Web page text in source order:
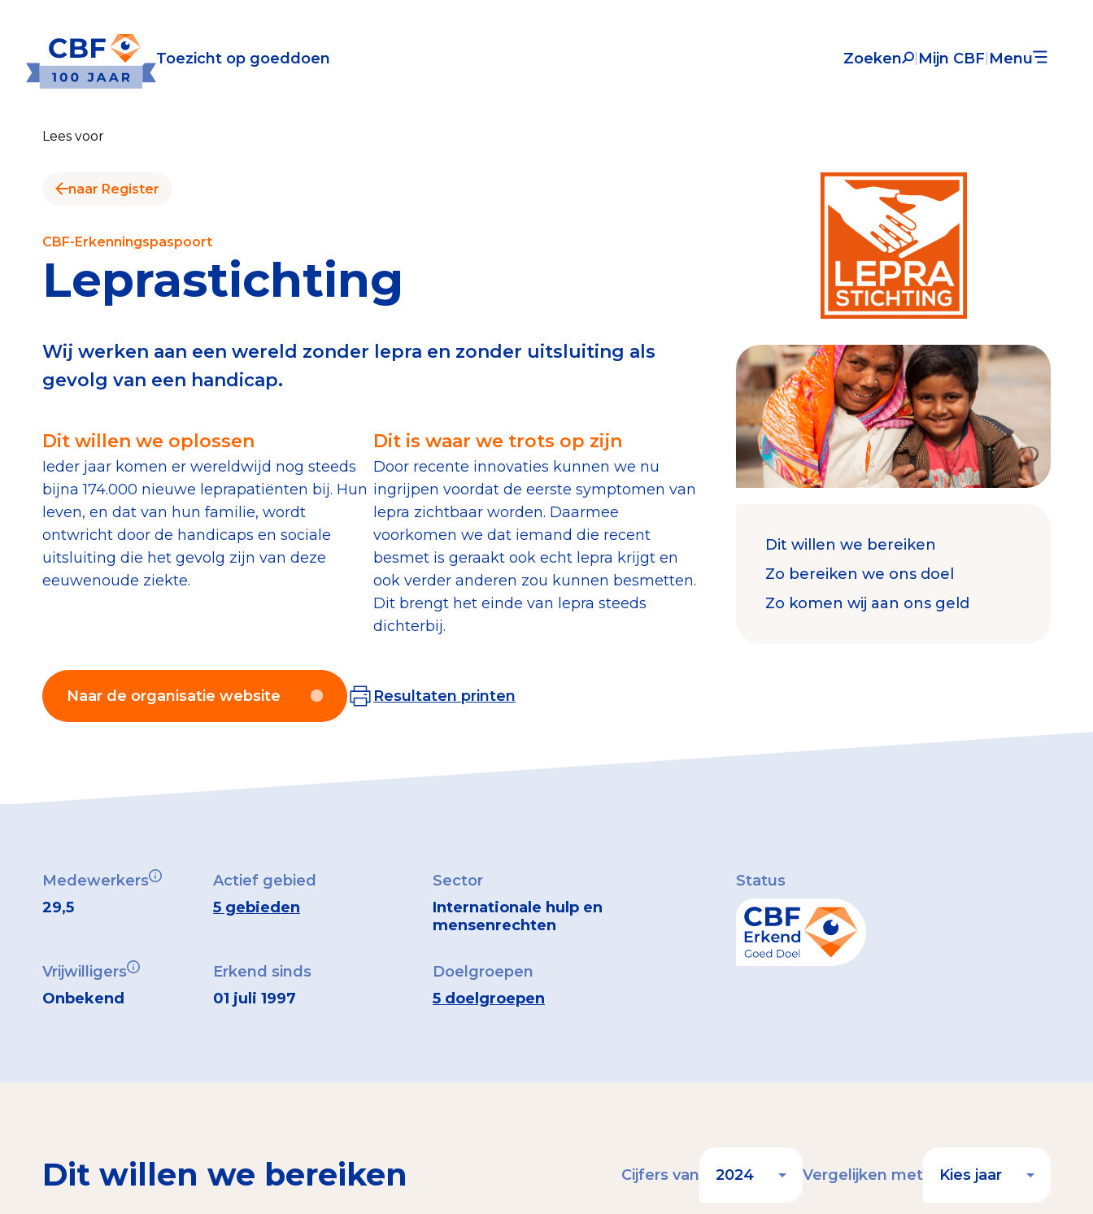
Toezicht op goeddoen
Toezicht op goeddoen Zoeken Mijn CBF Menu
Publiek
Check het CBF-keurmerk van een goed doel
Download de Geef Gerust Checklist
Data & Onderzoek
Betrouwbare data over goede doelen
CBF-publicaties
Het Nederlandse Donateurspanel
Register Erkende Donatieplatformen
Lees voor
naar Register
CBF-Erkenningspaspoort
Leprastichting
Wij werken aan een wereld zonder lepra en zonder uitsluiting als
gevolg van een handicap.
Dit willen we oplossen
Ieder jaar komen er wereldwijd nog steeds
bijna 174.000 nieuwe leprapatiënten bij. Hun
leven, en dat van hun familie, wordt
ontwricht door de handicaps en sociale
uitsluiting die het gevolg zijn van deze
eeuwenoude ziekte.
Dit is waar we trots op zijn
Door recente innovaties kunnen we nu
ingrijpen voordat de eerste symptomen van
lepra zichtbaar worden. Daarmee
voorkomen we dat iemand die recent
besmet is geraakt ook echt lepra krijgt en
ook verder anderen zou kunnen besmetten.
Dit brengt het einde van lepra steeds
dichterbij.
Naar de organisatie website Resultaten printen
Dit willen we bereiken
Zo bereiken we ons doel
Zo komen wij aan ons geld
Medewerkers
29,5
Actief gebied
5 gebieden
Vrijwilligers
Onbekend
Erkend sinds
01 juli 1997
Sector
Internationale hulp en
mensenrechten
Doelgroepen
5 doelgroepen
Status
Dit willen we bereiken Cijfers van Vergelijken met